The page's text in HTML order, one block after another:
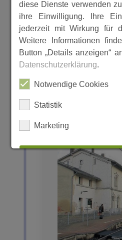
diese Dienste verwenden
ihre Einwilligung. Ihre
jederzeit mit Wirkung für
Weitere Informationen
Button „Details anzeigen“
Datenschutzerklärung.
Notwendige Cookies
Statistik
Marketing
ALLES
Details